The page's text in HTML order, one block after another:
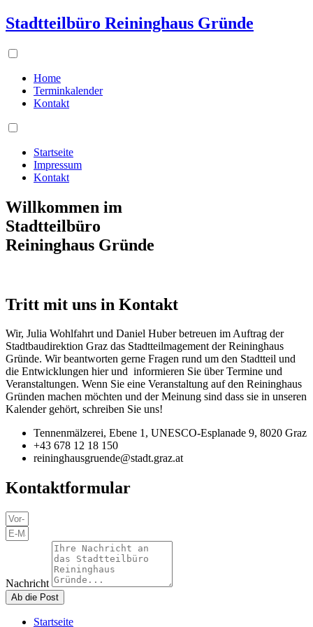
Stadtteilbüro Reininghaus Gründe
Home
Terminkalender
Kontakt
Startseite
Impressum
Kontakt
Willkommen im
Stadtteilbüro
Reininghaus Gründe
Tritt mit uns in Kontakt
Wir, Julia Wohlfahrt und Daniel Huber betreuen im Auftrag der
Stadtbaudirektion Graz das Stadtteilmagement der Reininghaus
Gründe. Wir beantworten gerne Fragen rund um den Stadtteil und
die Entwicklungen hier und informieren Sie über Termine und
Veranstaltungen. Wenn Sie eine Veranstaltung auf den Reininghaus
Gründen machen möchten und der Meinung sind dass sie in unseren
Kalender gehört, schreiben Sie uns!
Tennenmälzerei, Ebene 1, UNESCO-Esplanade 9, 8020 Graz
+43 678 12 18 150
reininghausgruende@stadt.graz.at
Kontaktformular
Nachricht
Ab die Post
Startseite